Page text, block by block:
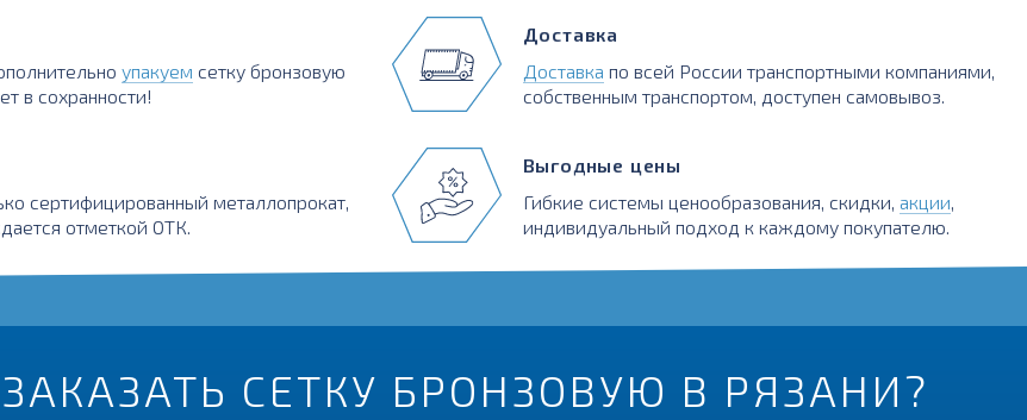
упакуем сетку бронзовую
в сохранности!
сертифицированный металлопрокат,
отметкой ОТК.
Доставка
Доставка по всей России транспортными компаниями,
собственным транспортом, доступен самовывоз.
Выгодные цены
Гибкие системы ценообразования, скидки, акции
индивидуальный подход к каждому покупателю.
СЕТКУ БРОНЗОВУЮ В РЯЗАНИ?